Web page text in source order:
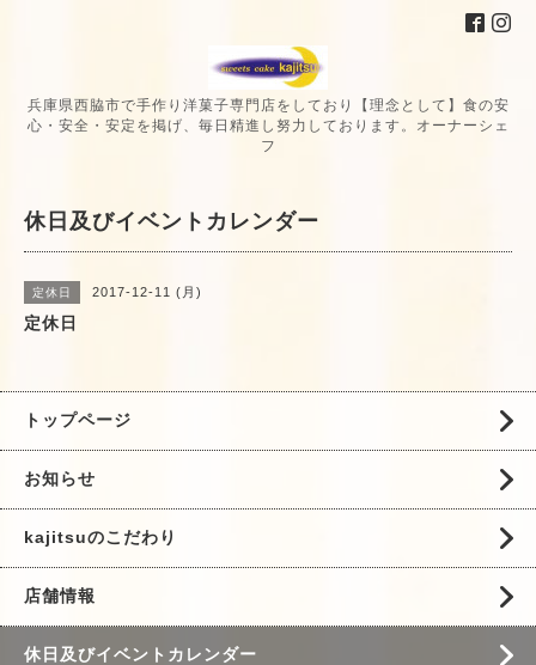
兵庫県西脇市で手作り洋菓子専門店をしており【理念として】食の安
心・安全・安定を掲げ、毎日精進し努力しております。オーナーシェ
フ
休日及びイベントカレンダー
定休日 2017-12-11 (月)
定休日
トップページ
お知らせ
kajitsuのこだわり
店舗情報
休日及びイベントカレンダー